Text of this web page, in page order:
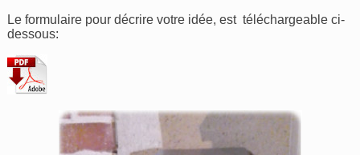
Le formulaire pour décrire votre idée, est téléchargeable ci-
dessous: